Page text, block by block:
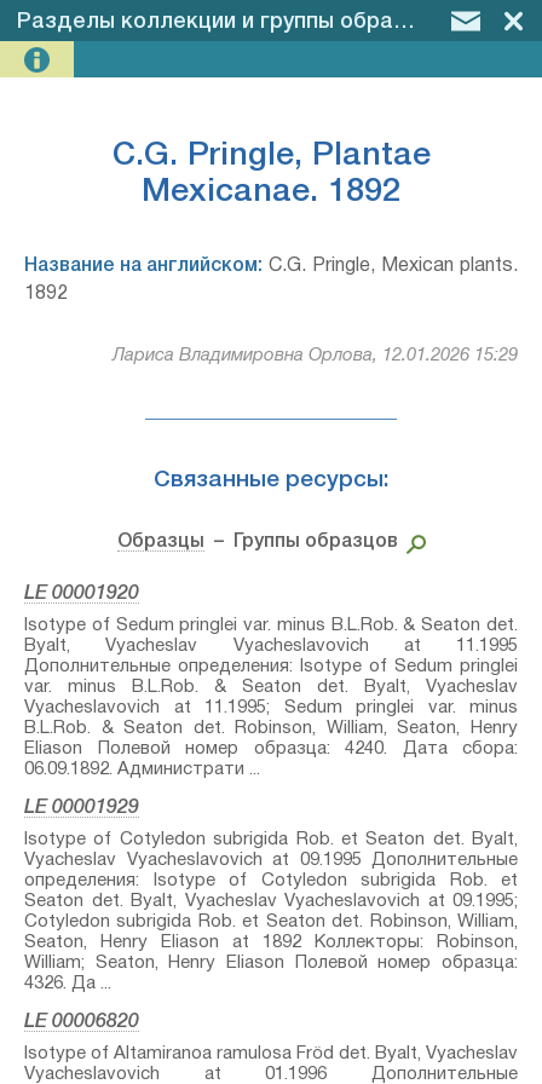
Разделы коллекции и группы образцов –C.G.
C.G. Pringle, Plantae
Mexicanae. 1892
Название на английском: C.G. Pringle, Mexican plants.
1892
Лариса Владимировна Орлова, 12.01.2026 15:29
Связанные ресурсы:
Образцы – Группы образцов
LE 00001920
Isotype of Sedum pringlei var. minus B.L.Rob. & Seaton⁣ det.
Byalt, Vyacheslav Vyacheslavovich at 11.1995
Дополнительные определения: Isotype of Sedum pringlei
var. minus B.L.Rob. & Seaton⁣ det. Byalt, Vyacheslav
Vyacheslavovich at 11.1995; Sedum pringlei var. minus
B.L.Rob. & Seaton⁣ det. Robinson, William, Seaton, Henry
Eliason Полевой номер образца: 4240. Дата сбора:
06.09.1892. Администрати ...
LE 00001929
Isotype of Cotyledon subrigida Rob. et Seaton⁣ det. Byalt,
Vyacheslav Vyacheslavovich at 09.1995 Дополнительные
определения: Isotype of Cotyledon subrigida Rob. et
Seaton⁣ det. Byalt, Vyacheslav Vyacheslavovich at 09.1995;
Cotyledon subrigida Rob. et Seaton⁣ det. Robinson, William,
Seaton, Henry Eliason at 1892 Коллекторы: Robinson,
William; Seaton, Henry Eliason Полевой номер образца:
4326. Да ...
LE 00006820
Isotype of Altamiranoa ramulosa Fröd⁣ det. Byalt, Vyacheslav
Vyacheslavovich at 01.1996 Дополнительные